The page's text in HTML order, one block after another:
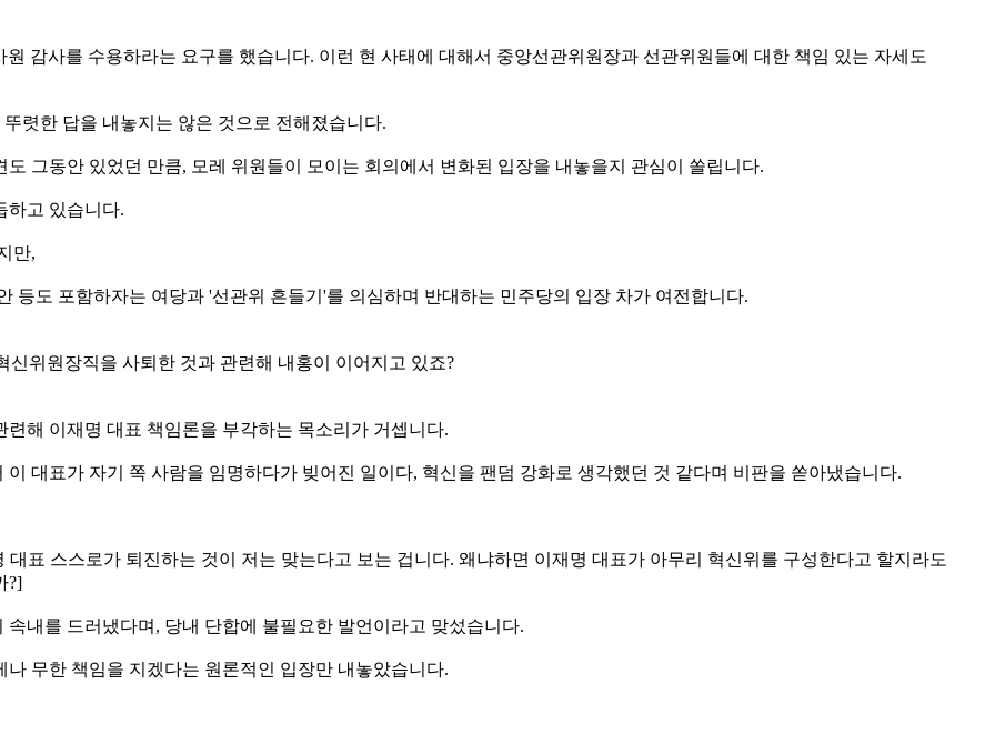
감사를 수용하라는 요구를 했습니다. 이런 현 사태에 대해서 중앙선관위원장과 선관위원들에 대한 책임 있는 자세도
렷한 답을 내놓지는 않은 것으로 전해졌습니다.
그동안 있었던 만큼, 모레 위원들이 모이는 회의에서 변화된 입장을 내놓을지 관심이 쏠립니다.
하고 있습니다.
만,
등도 포함하자는 여당과 '선관위 흔들기'를 의심하며 반대하는 민주당의 입장 차가 여전합니다.
위원장직을 사퇴한 것과 관련해 내홍이 이어지고 있죠?
해 이재명 대표 책임론을 부각하는 목소리가 거셉니다.
대표가 자기 쪽 사람을 임명하다가 빚어진 일이다, 혁신을 팬덤 강화로 생각했던 것 같다며 비판을 쏟아냈습니다.
표 스스로가 퇴진하는 것이 저는 맞는다고 보는 겁니다. 왜냐하면 이재명 대표가 아무리 혁신위를 구성한다고 할지라도
?]
내를 드러냈다며, 당내 단합에 불필요한 발언이라고 맞섰습니다.
무한 책임을 지겠다는 원론적인 입장만 내놓았습니다.